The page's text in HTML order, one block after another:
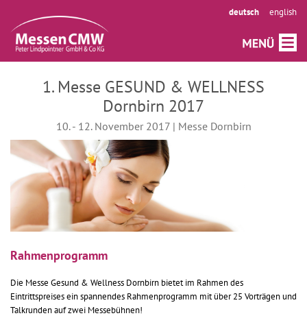
deutsch english
1. Messe GESUND & WELLNESS
Dornbirn 2017
10. - 12. November 2017 | Messe Dornbirn
Rahmenprogramm
Die Messe Gesund & Wellness Dornbirn bietet im Rahmen des
Eintrittspreises ein spannendes Rahmenprogramm mit über 25 Vorträgen und
Talkrunden auf zwei Messebühnen!